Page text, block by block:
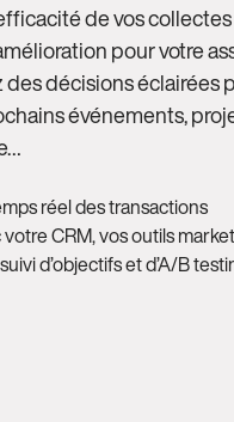
de vos
pour votre
décisions éclairées
événements,
réel des transactions
CRM, vos outils
d’objectifs et d’A/B